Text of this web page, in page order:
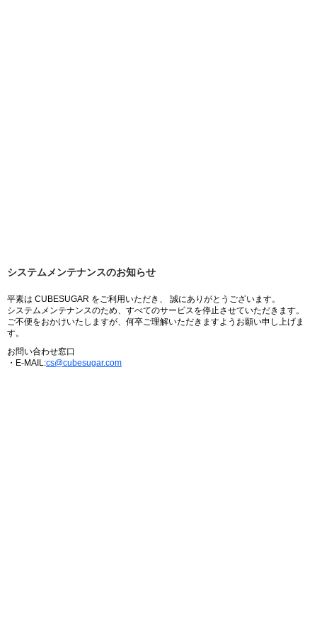
システムメンテナンスのお知らせ
平素は CUBESUGAR をご利用いただき、 誠にありがとうございます。
システムメンテナンスのため、すべてのサービスを停止させていただきます。
ご不便をおかけいたしますが、何卒ご理解いただきますようお願い申し上げま
す。
お問い合わせ窓口
・E-MAIL:cs@cubesugar.com